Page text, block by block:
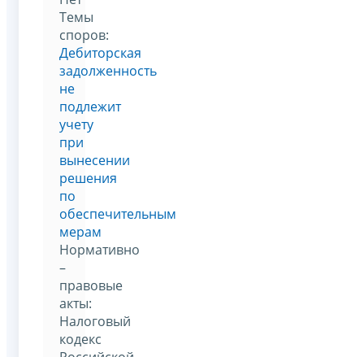
Темы
споров:
Дебиторская
задолженность
не
подлежит
учету
при
вынесении
решения
по
обеспечительным
мерам
Нормативно
–
правовые
акты:
Налоговый
кодекс